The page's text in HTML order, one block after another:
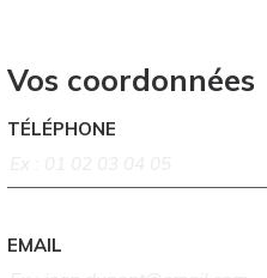
Vos coordonnées
TÉLÉPHONE
EMAIL